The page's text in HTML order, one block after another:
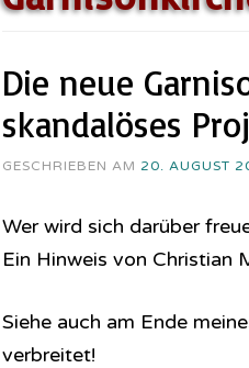
Die neue
skandalöses
GESCHRIEBEN AM 20. AUGUST
Wer wird sich darüber
Ein Hinweis von Christian
Siehe auch am Ende
verbreitet!